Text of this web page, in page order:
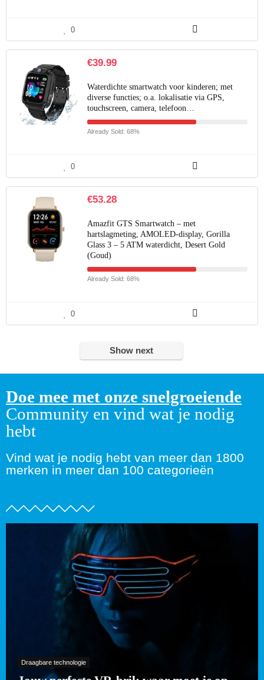
0
€39.99
Waterdichte smartwatch voor kinderen; met
diverse functies; o.a. lokalisatie via GPS,
touchscreen, camera, telefoon…
Already Sold: 68%
0
€53.28
Amazfit GTS Smartwatch – met
hartslagmeting, AMOLED-display, Gorilla
Glass 3 – 5 ATM waterdicht, Desert Gold
(Goud)
Already Sold: 68%
0
Show next
Doe mee met onze snelgroeiende
Community en vind wat je nodig
hebt
Vind wat je nodig hebt van meer dan 1800
merken in meer dan 100 categorieën
Draagbare technologie